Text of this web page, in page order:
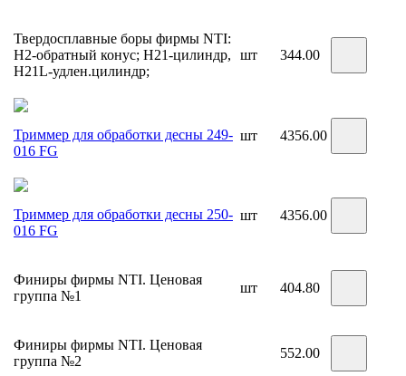
Твердосплавные боры фирмы NTI:
H2-обратный конус; H21-цилиндр,
H21L-удлен.цилиндр;
шт 344.00
Триммер для обработки десны 249-
016 FG
шт 4356.00
Триммер для обработки десны 250-
016 FG
шт 4356.00
Финиры фирмы NTI. Ценовая
группа №1
шт 404.80
Финиры фирмы NTI. Ценовая
группа №2
552.00